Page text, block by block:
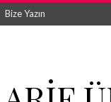
Bize Yazın